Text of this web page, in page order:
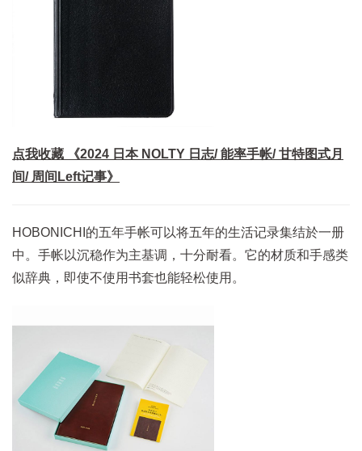
点我收藏 《2024 日本 NOLTY 日志/ 能率手帐/ 甘特图式月
间/ 周间Left记事》
HOBONICHI的五年手帐可以将五年的生活记录集结於一册
中。手帐以沉稳作为主基调，十分耐看。它的材质和手感类
似辞典，即使不使用书套也能轻松使用。